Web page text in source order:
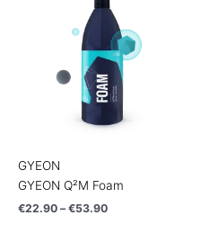
GYEON
GYEON Q²M Foam
€22.90 – €53.90
€22.90
through
€53.90